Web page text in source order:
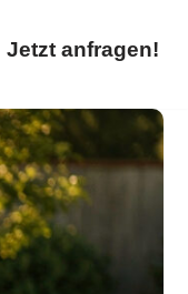
Jetzt anfragen!
Jetzt anfragen!